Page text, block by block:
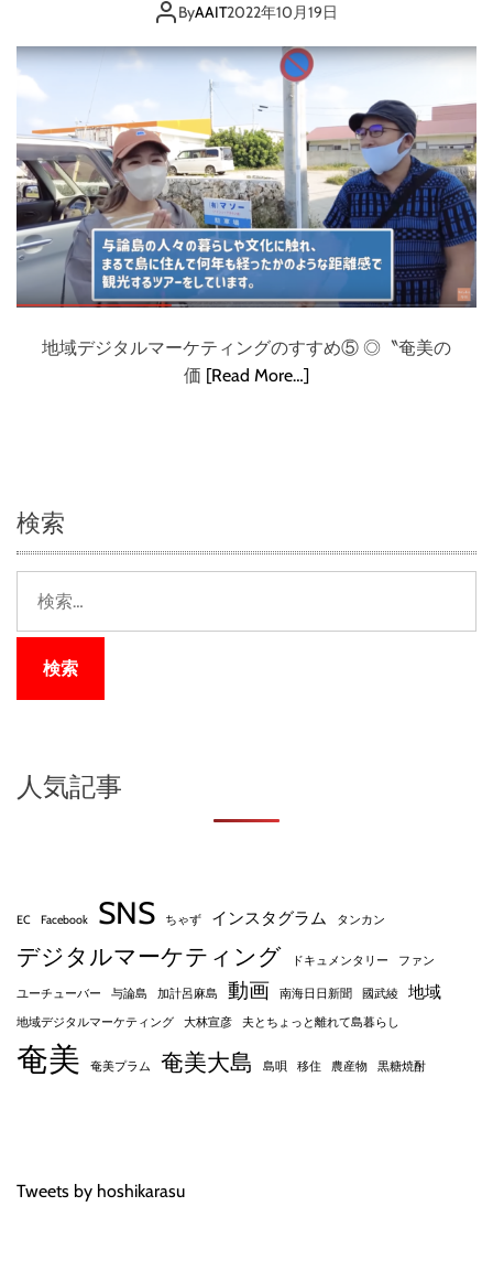
ByAAIT2022年10月19日
地域デジタルマーケティングのすすめ⑤ ◎〝奄美の
価 [Read More…]
検索
:
人気記事
EC Facebook SNS ちゃず インスタグラム タンカン
デジタルマーケティング ドキュメンタリー ファン
ユーチューバー 与論島 加計呂麻島 動画 南海日日新聞 國武綾 地域
地域デジタルマーケティング 大林宣彦 夫とちょっと離れて島暮らし
奄美 奄美プラム 奄美大島 島唄 移住 農産物 黒糖焼酎
Tweets by hoshikarasu